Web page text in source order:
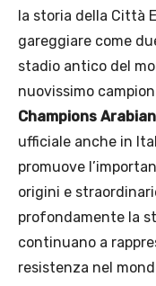
la storia della Città
gareggiare come
stadio antico del
nuovissimo
Champions
ufficiale anche in
promuove
origini e
profondamente la
continuano a
resistenza nel